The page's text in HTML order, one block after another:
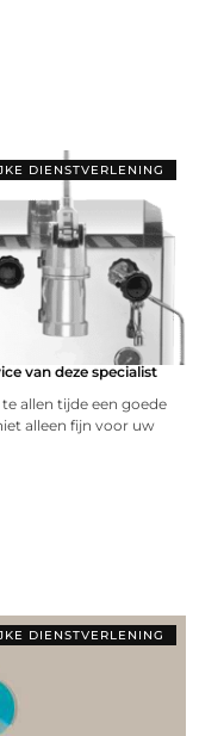
DIENSTVERLENING
van deze specialist
allen tijde een goede
alleen fijn voor uw
DIENSTVERLENING